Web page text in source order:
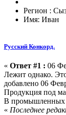
Регион :
Имя: Иван
Русский Конкорд.
« Ответ #1 : 06
Лежит однако.
добавлено 06
Продукция под
В промышленных
« Последнее